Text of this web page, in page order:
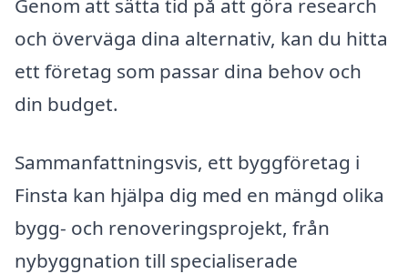
Genom att sätta tid på att göra research
och överväga dina alternativ, kan du hitta
ett företag som passar dina behov och
din budget.
Sammanfattningsvis, ett byggföretag i
Finsta kan hjälpa dig med en mängd olika
bygg- och renoveringsprojekt, från
nybyggnation till specialiserade